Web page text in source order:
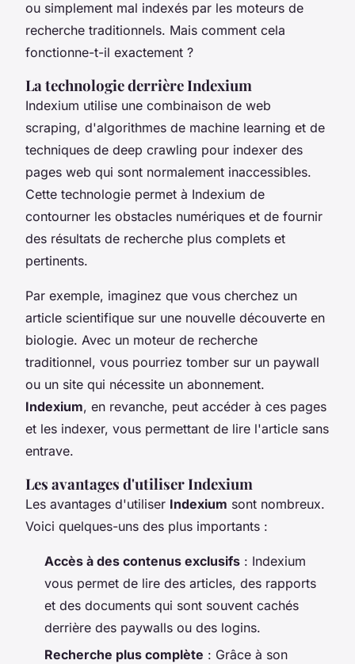
ou simplement mal indexés par les moteurs de
recherche traditionnels. Mais comment cela
fonctionne-t-il exactement ?
La technologie derrière Indexium
Indexium utilise une combinaison de web
scraping, d'algorithmes de machine learning et de
techniques de deep crawling pour indexer des
pages web qui sont normalement inaccessibles.
Cette technologie permet à Indexium de
contourner les obstacles numériques et de fournir
des résultats de recherche plus complets et
pertinents.
Par exemple, imaginez que vous cherchez un
article scientifique sur une nouvelle découverte en
biologie. Avec un moteur de recherche
traditionnel, vous pourriez tomber sur un paywall
ou un site qui nécessite un abonnement.
Indexium, en revanche, peut accéder à ces pages
et les indexer, vous permettant de lire l'article sans
entrave.
Les avantages d'utiliser Indexium
Les avantages d'utiliser Indexium sont nombreux.
Voici quelques-uns des plus importants :
Accès à des contenus exclusifs : Indexium
vous permet de lire des articles, des rapports
et des documents qui sont souvent cachés
derrière des paywalls ou des logins.
Recherche plus complète : Grâce à son